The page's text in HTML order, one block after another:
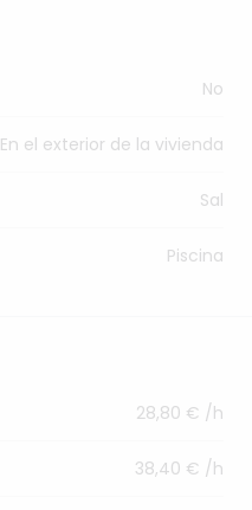
No
En el exterior de la vivienda
Sal
Piscina
28,80 € /h
38,40 € /h